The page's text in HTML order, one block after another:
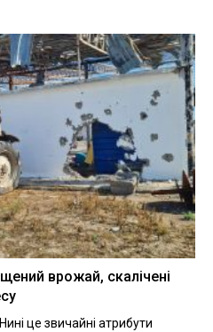
врожай, скалічені
це звичайні атрибути